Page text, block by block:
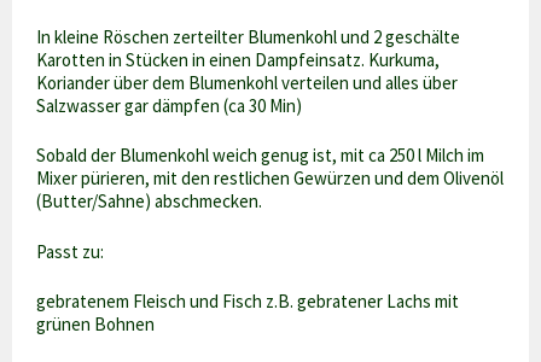
In kleine Röschen zerteilter Blumenkohl und 2 geschälte
Karotten in Stücken in einen Dampfeinsatz. Kurkuma,
Koriander über dem Blumenkohl verteilen und alles über
Salzwasser gar dämpfen (ca 30 Min)
Sobald der Blumenkohl weich genug ist, mit ca 250 l Milch im
Mixer pürieren, mit den restlichen Gewürzen und dem Olivenöl
(Butter/Sahne) abschmecken.
Passt zu:
gebratenem Fleisch und Fisch z.B. gebratener Lachs mit
grünen Bohnen